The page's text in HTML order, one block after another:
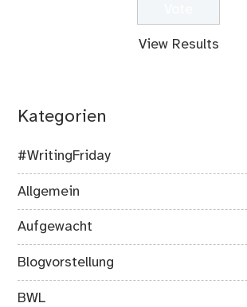
View Results
Kategorien
#WritingFriday
Allgemein
Aufgewacht
Blogvorstellung
BWL